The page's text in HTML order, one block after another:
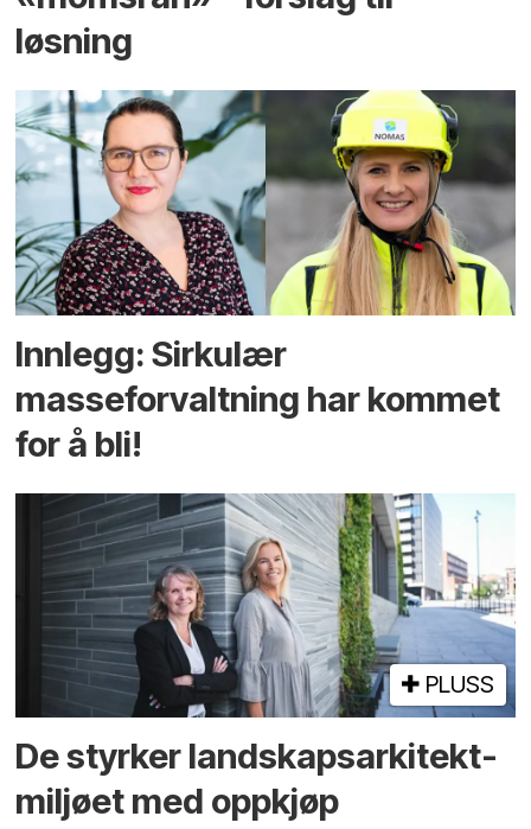
løsning
Innlegg: Sirkulær
masseforvaltning har kommet
for å bli!
PLUSS
De styrker landskaps­arkitekt­
miljøet med oppkjøp